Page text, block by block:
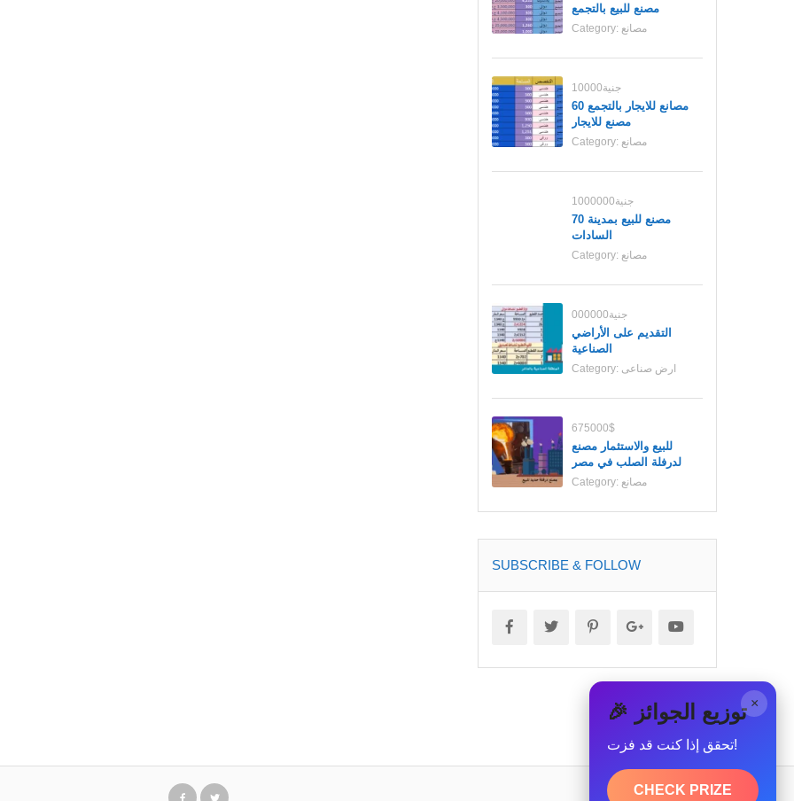
مصنع للبيع بالتجمع
Category: مصانع
10000جنية
مصانع للايجار بالتجمع 60
مصنع للايجار
Category: مصانع
1000000جنية
70 مصنع للبيع بمدينة
السادات
Category: مصانع
000000جنية
التقديم على الأراضي
الصناعية
Category: ارض صناعى
675000$
للبيع والاستثمار مصنع
لدرفلة الصلب في مصر
Category: مصانع
SUBSCRIBE & FOLLOW
× 🎉 توزيع الجوائز
تحقق إذا كنت قد فزت!
CHECK PRIZE